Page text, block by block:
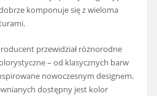
komponuje się z wieloma
przewidział różnorodne
– od klasycznych barw
nowoczesnym designem.
dostępny jest kolor